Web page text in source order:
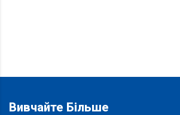
Вивчайте Більше